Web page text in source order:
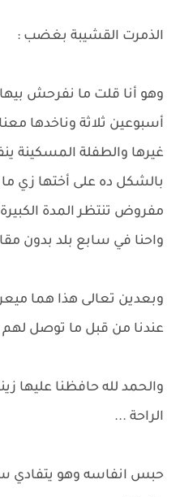
الذمرت القشيبة بغضب :
وهو أنا قلت ما نفرحش
أسبوعين ثلاثة وناخدها
غيرها والطفلة المسكينة
بالشكل ده على أختها زي
مفروض تنتظر المدة
واحنا في سابع بلد بدون
وبعدين تعالى هذا هما
عندنا من قبل ما توصل
والحمد لله حافظنا عليها
الراحة ...
حبس انفاسه وهو يتفادي